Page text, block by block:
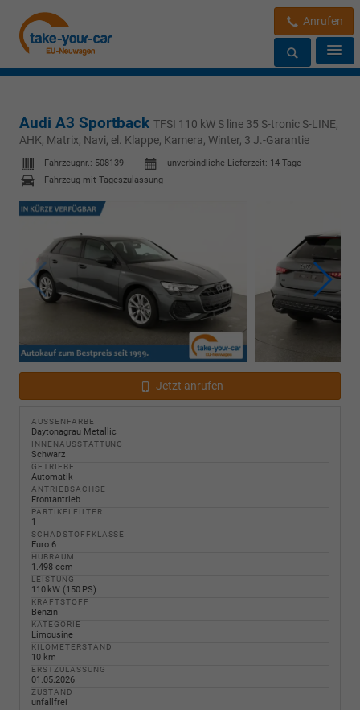
Anrufen
Audi A3 Sportback TFSI 110 kW S line 35 S-tronic S-LINE,
AHK, Matrix, Navi, el. Klappe, Kamera, Winter, 3 J.-Garantie
Fahrzeugnr.: 508139 unverbindliche Lieferzeit: 14 Tage
Fahrzeug mit Tageszulassung
Jetzt anrufen
AUSSENFARBE
Daytonagrau Metallic
INNENAUSSTATTUNG
Schwarz
GETRIEBE
Automatik
ANTRIEBSACHSE
Frontantrieb
PARTIKELFILTER
1
SCHADSTOFFKLASSE
Euro 6
HUBRAUM
1.498 ccm
LEISTUNG
110 kW (150 PS)
KRAFTSTOFF
Benzin
KATEGORIE
Limousine
KILOMETERSTAND
10 km
ERSTZULASSUNG
01.05.2026
ZUSTAND
unfallfrei